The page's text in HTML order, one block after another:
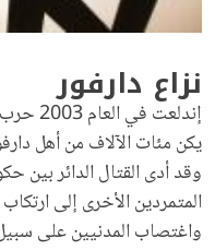
نزاع دارفور
يكن مئات الآلاف من أهل
وقد أدى القتال الدائر بين
المتمردين الأخرى إلى
واغتصاب المدنيين على